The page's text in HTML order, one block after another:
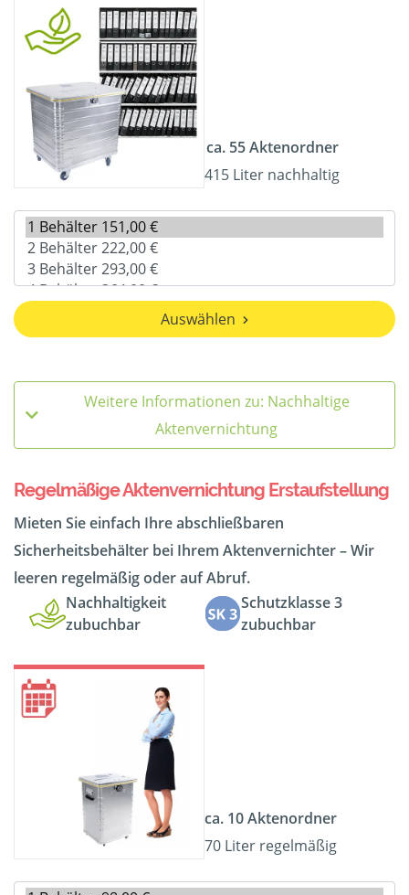
ca. 55 Aktenordner
415 Liter nachhaltig
Auswählen
Weitere Informationen zu: Nachhaltige
Aktenvernichtung
Regelmäßige Aktenvernichtung Erstaufstellung
Mieten Sie einfach Ihre abschließbaren
Sicherheitsbehälter bei Ihrem Aktenvernichter – Wir
leeren regelmäßig oder auf Abruf.
Nachhaltigkeit
zubuchbar
Schutzklasse 3
zubuchbar
ca. 10 Aktenordner
70 Liter regelmäßig